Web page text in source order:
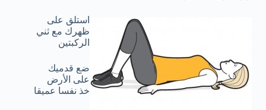
استلق على
ظهرك مع ثني
الركبتين
ضع قدميك
على الأرض
خذ نفسا عميقا